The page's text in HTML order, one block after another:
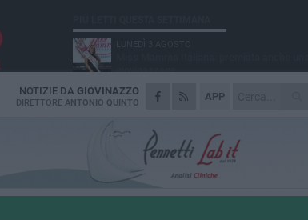
APP
NOTIZIE DA GIOVINAZZO
DIRETTORE ANTONIO QUINTO
giovinazzese
MARTEDÌ 4 AGOSTO
Liquidi oleosi sul litorale di Giovinazzo,
VENERDÌ 31 LUGLIO
Al via domani "Notti di Stelle 2026": tra il
mito di Mina, la comicità di Uccio De Santis
e il ritmo del Salento
VENERDÌ 31 LUGLIO
"Officina Handmade", a Giovinazzo apre la